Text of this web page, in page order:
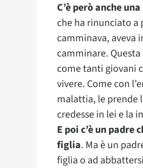
C’è però anche
che ha rinunciato a
camminava, aveva
camminare.
come tanti giovani
vivere. Come con
malattia, le prende
credesse in lei e la
E poi c’è un
figlia. Ma è un
figlia o ad